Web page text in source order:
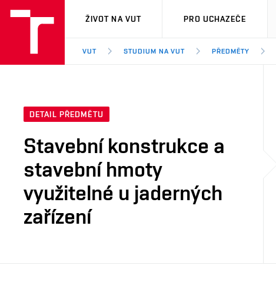
VUT
ŽIVOT NA VUT PRO UCHAZEČE
VUT STUDIUM NA VUT PŘEDMĚTY
DETAIL PŘEDMĚTU
Stavební konstrukce a
stavební hmoty
využitelné u jaderných
zařízení